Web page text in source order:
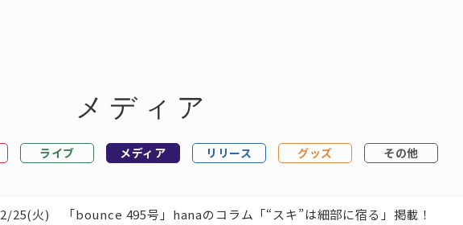
メディア
ライブ メディア リリース グッズ その他
2/25(火) 「bounce 495号」hanaのコラム「“スキ”は細部に宿る」掲載！